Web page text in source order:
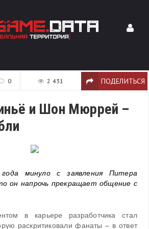
0 2 431 ПОДЕЛИТЬСЯ
и Шон Мюррей –
минуло с заявления Питера
он напрочь прекращает общение с
в карьере разработчика стал
раскритиковали фанаты – в ответ